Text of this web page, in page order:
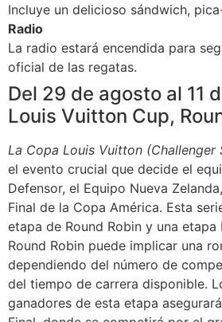
Incluye un delicioso sándwich,
Radio
La radio estará encendida para
oficial de las regatas.
Del 29 de agosto al 11
Louis Vuitton Cup,
La Copa Louis Vuitton (Challenger
el evento crucial que decide el
Defensor, el Equipo Nueva
Final de la Copa América. Esta
etapa de Round Robin y una etapa
Round Robin puede implicar una
dependiendo del número de
del tiempo de carrera disponible.
ganadores de esta etapa